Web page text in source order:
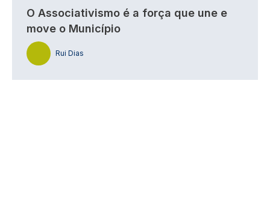
O Associativismo é a força que une e
move o Município
Rui Dias